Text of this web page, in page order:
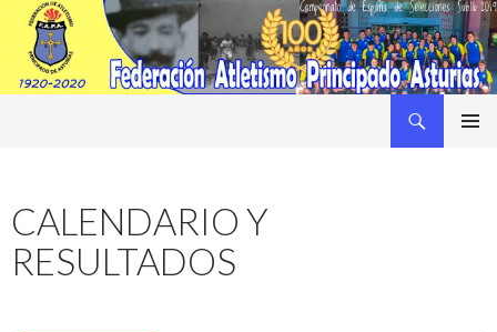
CALENDARIO Y
RESULTADOS